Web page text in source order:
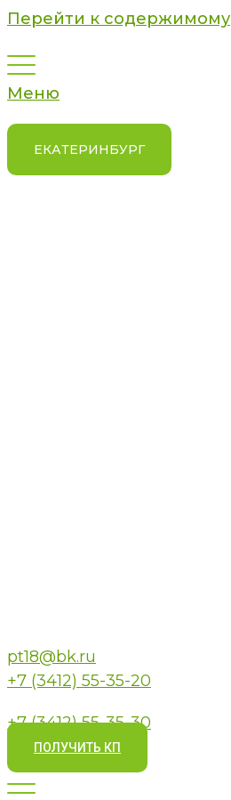
Перейти к содержимому
Меню
ЕКАТЕРИНБУРГ
pt18@bk.ru
+7 (3412) 55-35-20
+7 (3412) 55-35-30
ПОЛУЧИТЬ КП